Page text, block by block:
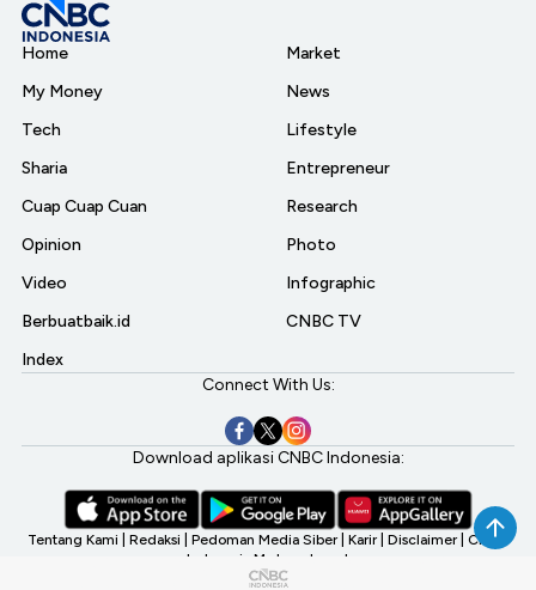
Home
My Money
Tech
Sharia
Cuap Cuap Cuan
Opinion
Video
Berbuatbaik.id
Index
Market
News
Lifestyle
Entrepreneur
Research
Photo
Infographic
CNBC TV
Connect With Us:
Download aplikasi CNBC Indonesia:
Tentang Kami Redaksi Pedoman Media Siber Karir Disclaimer CNBC
Indonesia My Investment
©2026 CNBC Indonesia, A Transmedia Company